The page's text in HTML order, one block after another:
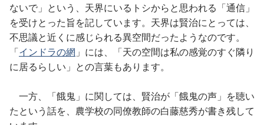
ないで」という、天界にいるトシからと思われる「通信」
を受けとった旨を記しています。天界は賢治にとっては、
不思議と近くに感じられる異空間だったようなのです。
「 インドラの網 」には、「天の空間は私の感覚のすぐ隣り
に居るらしい」との言葉もあります。
一方、「餓鬼」に関しては、賢治が「餓鬼の声」を聴い
たという話を、農学校の同僚教師の白藤慈秀が書き残して